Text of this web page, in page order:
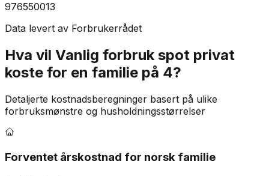
976550013
Data levert av Forbrukerrådet
Hva vil Vanlig forbruk spot privat
koste for en familie på 4?
Detaljerte kostnadsberegninger basert på ulike
forbruksmønstre og husholdningsstørrelser
Forventet årskostnad for norsk familie